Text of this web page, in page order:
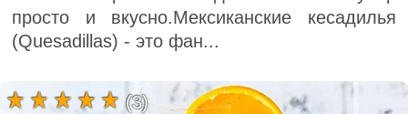
просто и вкусно.Мексиканские кесадилья
(Quesadillas) - это фан...
(3)